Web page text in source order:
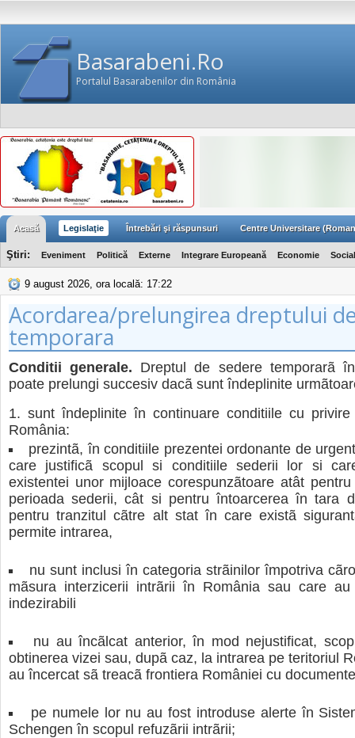
Basarabeni.Ro
Portalul Basarabenilor din România
Acasă Legislaţie Întrebări şi răspunsuri Centre Universitare
Ştiri: Eveniment Politică Externe Integrare Europeană Economie Social
9 august 2026, ora locală: 17:22
Acordarea/prelungirea dreptului
temporara
Conditii generale. Dreptul de sedere temporarã
poate prelungi succesiv dacã sunt îndeplinite
sunt îndeplinite în continuare conditiile cu
România:
prezintã, în conditiile prezentei ordonante de
care justificã scopul si conditiile sederii lor si
existentei unor mijloace corespunzãtoare atât
perioada sederii, cât si pentru întoarcerea în tara
pentru tranzitul cãtre alt stat în care existã
permite intrarea,
nu sunt inclusi în categoria strãinilor împotriva
mãsura interzicerii intrãrii în România sau care
indezirabili
nu au încãlcat anterior, în mod nejustificat,
obtinerea vizei sau, dupã caz, la intrarea pe teritoriul
au încercat sã treacã frontiera României cu
pe numele lor nu au fost introduse alerte în
Schengen în scopul refuzãrii intrãrii;